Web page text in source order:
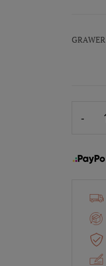
GRAWER